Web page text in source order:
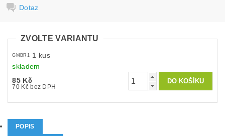
Dotaz
ZVOLTE VARIANTU
GMBR1
1 kus
skladem
85 Kč
70 Kč bez DPH
POPIS